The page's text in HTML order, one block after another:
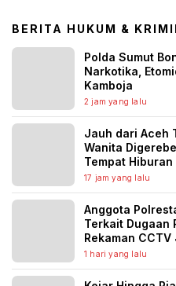
BERITA HUKUM &
Polda Sumut
Narkotika,
Kamboja
2 jam yang lalu
Jauh dari Aceh
Wanita
Tempat
Diburu
17 jam yang lalu
Anggota
Terkait Dugaan
Rekaman
1 hari yang lalu